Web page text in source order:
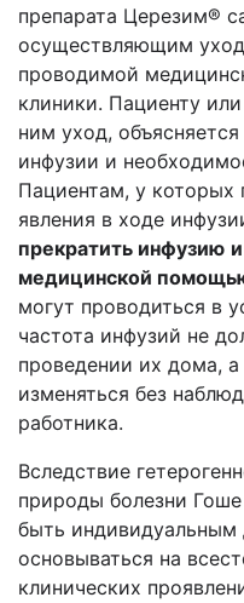
препарата Церезим®
осуществляющим
проводимой
клиники. Пациенту
ним уход,
инфузии и
Пациентам, у которых
явления в ходе
прекратить инфузию
медицинской
могут проводиться в
частота инфузий не
проведении их дома,
изменяться без
работника.
Вследствие
природы болезни
быть индивидуальным
основываться на
клинических